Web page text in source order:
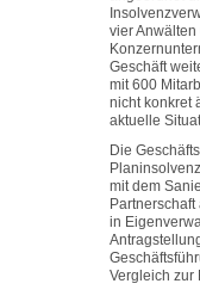
vier
Geschäft
mit 600
nicht konkret
aktuelle
Die
mit dem
in
Vergleich zur